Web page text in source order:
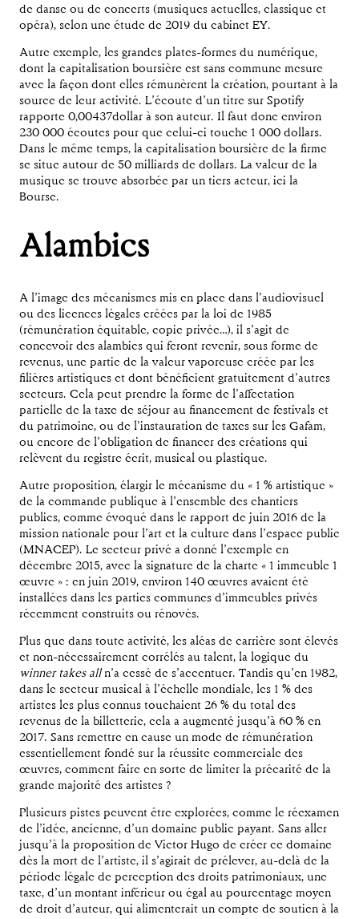
de danse ou de concerts (musiques actuelles, classique et
opéra), selon une étude de 2019 du cabinet EY.
Autre exemple, les grandes plates-formes du numérique,
dont la capitalisation boursière est sans commune mesure
avec la façon dont elles rémunèrent la création, pourtant à la
source de leur activité. L’écoute d’un titre sur Spotify
rapporte 0,00437dollar à son auteur. Il faut donc environ
230 000 écoutes pour que celui-ci touche 1 000 dollars.
Dans le même temps, la capitalisation boursière de la firme
se situe autour de 50 milliards de dollars. La valeur de la
musique se trouve absorbée par un tiers acteur, ici la
Bourse.
Alambics
A l’image des mécanismes mis en place dans l’audiovisuel
ou des licences légales créées par la loi de 1985
(rémunération équitable, copie privée…), il s’agit de
concevoir des alambics qui feront revenir, sous forme de
revenus, une partie de la valeur vaporeuse créée par les
filières artistiques et dont bénéficient gratuitement d’autres
secteurs. Cela peut prendre la forme de l’affectation
partielle de la taxe de séjour au financement de festivals et
du patrimoine, ou de l’instauration de taxes sur les Gafam,
ou encore de l’obligation de financer des créations qui
relèvent du registre écrit, musical ou plastique.
Autre proposition, élargir le mécanisme du « 1 % artistique »
de la commande publique à l’ensemble des chantiers
publics, comme évoqué dans le rapport de juin 2016 de la
mission nationale pour l’art et la culture dans l’espace public
(MNACEP). Le secteur privé a donné l’exemple en
décembre 2015, avec la signature de la charte « 1 immeuble 1
œuvre » : en juin 2019, environ 140 œuvres avaient été
installées dans les parties communes d’immeubles privés
récemment construits ou rénovés.
Plus que dans toute activité, les aléas de carrière sont élevés
et non-nécessairement corrélés au talent, la logique du
winner takes alln’a cessé de s’accentuer. Tandis qu’en 1982,
dans le secteur musical à l’échelle mondiale, les 1 % des
artistes les plus connus touchaient 26 % du total des
revenus de la billetterie, cela a augmenté jusqu’à 60 % en
2017. Sans remettre en cause un mode de rémunération
essentiellement fondé sur la réussite commerciale des
œuvres, comment faire en sorte de limiter la précarité de la
grande majorité des artistes ?
Plusieurs pistes peuvent être explorées, comme le réexamen
de l’idée, ancienne, d’un domaine public payant. Sans aller
jusqu’à la proposition de Victor Hugo de créer ce domaine
dès la mort de l’artiste, il s’agirait de prélever, au-delà de la
période légale de perception des droits patrimoniaux, une
taxe, d’un montant inférieur ou égal au pourcentage moyen
de droit d’auteur, qui alimenterait un compte de soutien à la